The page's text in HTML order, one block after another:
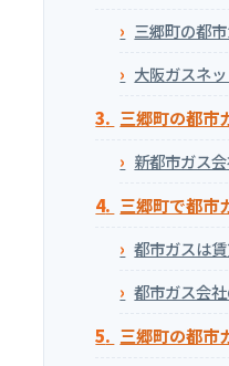
三郷町の都
大阪ガスネ
三郷町の都市
新都市ガス
三郷町で都市
都市ガスは
都市ガス会
三郷町の都市